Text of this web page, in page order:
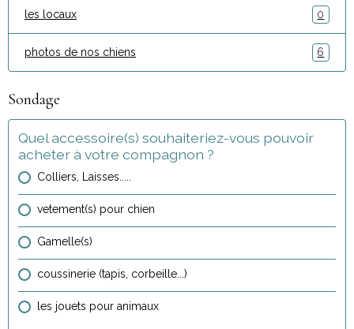
les locaux 0
photos de nos chiens 6
Sondage
Quel accessoire(s) souhaiteriez-vous pouvoir
acheter à votre compagnon ?
Colliers, Laisses.....
vetement(s) pour chien
Gamelle(s)
coussinerie (tapis, corbeille...)
les jouets pour animaux